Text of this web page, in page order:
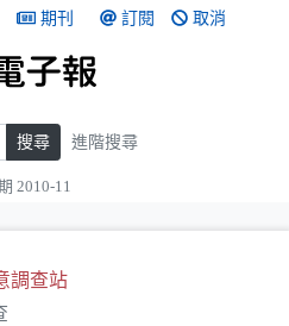
期刊 訂閱 取消
搜尋 進階搜尋
2010-11
調查站